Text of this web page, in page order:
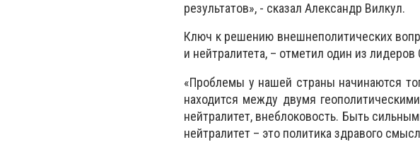
результатов», - сказал Александр Вилкул.
Ключ к решению внешнеполитических
и нейтралитета, – отметил один из
«Проблемы у нашей страны начинаются
находится между двумя
нейтралитет, внеблоковость. Быть
нейтралитет – это политика здравого